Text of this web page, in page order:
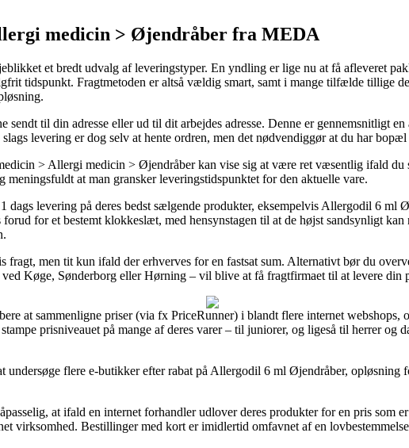
medicin > Øjendråber fra MEDA
et bredt udvalg af leveringstyper. En yndling er lige nu at få afleveret
tidspunkt. Fragtmetoden er altså vældig smart, samt i mange tilfælde tillige
til din adresse eller ud til dit arbejdes adresse. Denne er gennemsnitligt en
levering er dog selv at hente ordren, men det nødvendiggør at du har
> Allergi medicin > Øjendråber kan vise sig at være ret væsentlig ifald du
at man gransker leveringstidspunktet for den aktuelle vare.
dags levering på deres bedst sælgende produkter, eksempelvis Allergodil 6 ml
for et bestemt klokkeslæt, med hensynstagen til at de højst sandsynligt
fragt, men tit kun ifald der erhverves for en fastsat sum. Alternativt bør du
Køge, Sønderborg eller Hørning – vil blive at få fragtfirmaet til at levere din
at sammenligne priser (via fx PriceRunner) i blandt flere internet
prisniveauet på mange af deres varer – til juniorer, og ligeså til herrer og
flere e-butikker efter rabat på Allergodil 6 ml Øjendråber, opløsning
at ifald en internet forhandler udlover deres produkter for en pris som
virksomhed. Bestillinger med kort er imidlertid omfavnet af en